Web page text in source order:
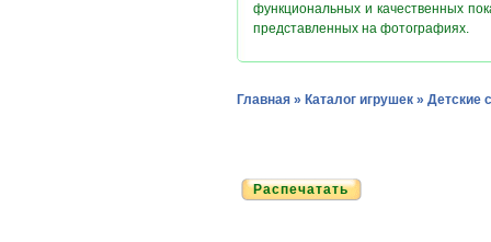
функциональных и качественных
представленных на фотографиях.
Главная » Каталог игрушек » Детские
Распечатать